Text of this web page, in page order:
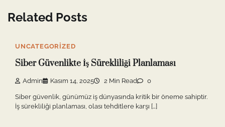
Related Posts
UNCATEGORIZED
Siber Güvenlikte İş Sürekliliği Planlaması
Admin Kasım 14, 2025 2 Min Read 0
Siber güvenlik, günümüz iş dünyasında kritik bir öneme sahiptir.
İş sürekliliği planlaması, olası tehditlere karşı […]